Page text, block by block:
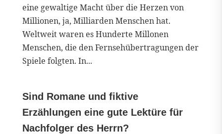
eine gewaltige Macht über die Herzen von
Millionen, ja, Milliarden Menschen hat.
Weltweit waren es Hunderte Millonen
Menschen, die den Fernsehübertragungen der
Spiele folgten. In...
Sind Romane und fiktive
Erzählungen eine gute Lektüre für
Nachfolger des Herrn?